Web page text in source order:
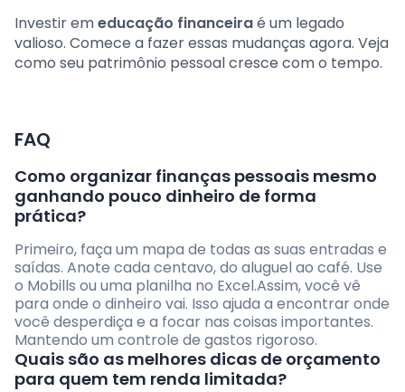
Investir emeducação financeiraé um legado
valioso. Comece a fazer essas mudanças agora. Veja
como seu patrimônio pessoal cresce com o tempo.
FAQ
Como organizar finanças pessoais mesmo
ganhando pouco dinheiro de forma
prática?
Primeiro, faça um mapa de todas as suas entradas e
saídas. Anote cada centavo, do aluguel ao café. Use
o Mobills ou uma planilha no Excel.Assim, você vê
para onde o dinheiro vai. Isso ajuda a encontrar onde
você desperdiça e a focar nas coisas importantes.
Mantendo um controle de gastos rigoroso.
Quais são as melhores dicas de orçamento
para quem tem renda limitada?